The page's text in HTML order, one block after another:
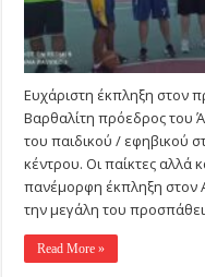
Ευχάριστη έκπληξη στον
Βαρθαλίτη πρόεδρος του
του παιδικού / εφηβικού
κέντρου. Οι παίκτες αλλά
πανέμορφη έκπληξη στον
την μεγάλη του
Read More »